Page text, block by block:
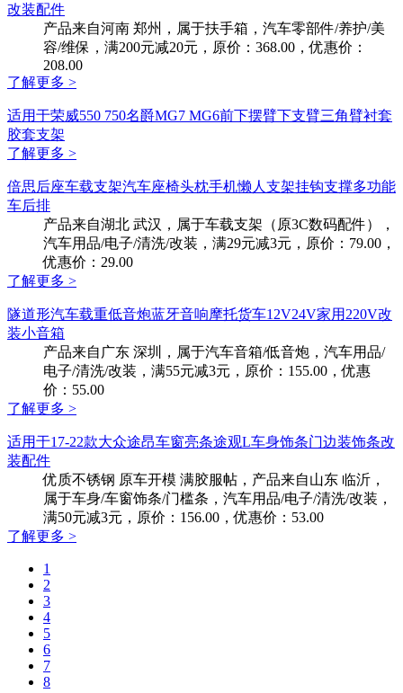
改装配件
产品来自河南 郑州，属于扶手箱，汽车零部件/养护/美
容/维保，满200元减20元，原价：368.00，优惠价：
208.00
了解更多 >
适用于荣威550 750名爵MG7 MG6前下摆臂下支臂三角臂衬套
胶套支架
了解更多 >
倍思后座车载支架汽车座椅头枕手机懒人支架挂钩支撑多功能
车后排
产品来自湖北 武汉，属于车载支架（原3C数码配件），
汽车用品/电子/清洗/改装，满29元减3元，原价：79.00，
优惠价：29.00
了解更多 >
隧道形汽车载重低音炮蓝牙音响摩托货车12V24V家用220V改
装小音箱
产品来自广东 深圳，属于汽车音箱/低音炮，汽车用品/
电子/清洗/改装，满55元减3元，原价：155.00，优惠
价：55.00
了解更多 >
适用于17-22款大众途昂车窗亮条途观L车身饰条门边装饰条改
装配件
优质不锈钢 原车开模 满胶服帖，产品来自山东 临沂，
属于车身/车窗饰条/门槛条，汽车用品/电子/清洗/改装，
满50元减3元，原价：156.00，优惠价：53.00
了解更多 >
1
2
3
4
5
6
7
8